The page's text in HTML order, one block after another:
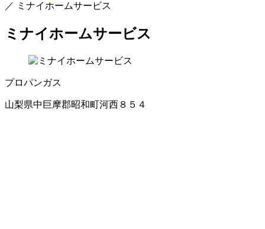
／ ミナイホームサービス
ミナイホームサービス
プロパンガス
山梨県中巨摩郡昭和町河西８５４